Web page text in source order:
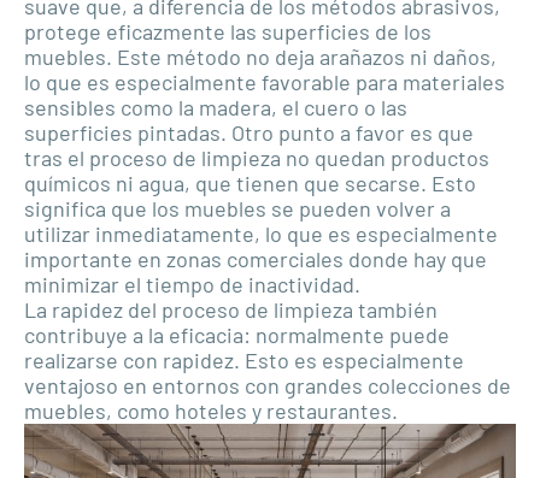
suave que, a diferencia de los métodos abrasivos,
protege eficazmente las superficies de los
muebles. Este método no deja arañazos ni daños,
lo que es especialmente favorable para materiales
sensibles como la madera, el cuero o las
superficies pintadas. Otro punto a favor es que
tras el proceso de limpieza no quedan productos
químicos ni agua, que tienen que secarse. Esto
significa que los muebles se pueden volver a
utilizar inmediatamente, lo que es especialmente
importante en zonas comerciales donde hay que
minimizar el tiempo de inactividad.
La rapidez del proceso de limpieza también
contribuye a la eficacia: normalmente puede
realizarse con rapidez. Esto es especialmente
ventajoso en entornos con grandes colecciones de
muebles, como hoteles y restaurantes.